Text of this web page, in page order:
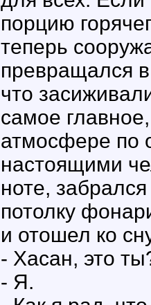
порцию
теперь
превращался
что
самое
атмосфере по
настоящими
ноте,
потолку
и отошел ко
- Хасан, это
- Я.